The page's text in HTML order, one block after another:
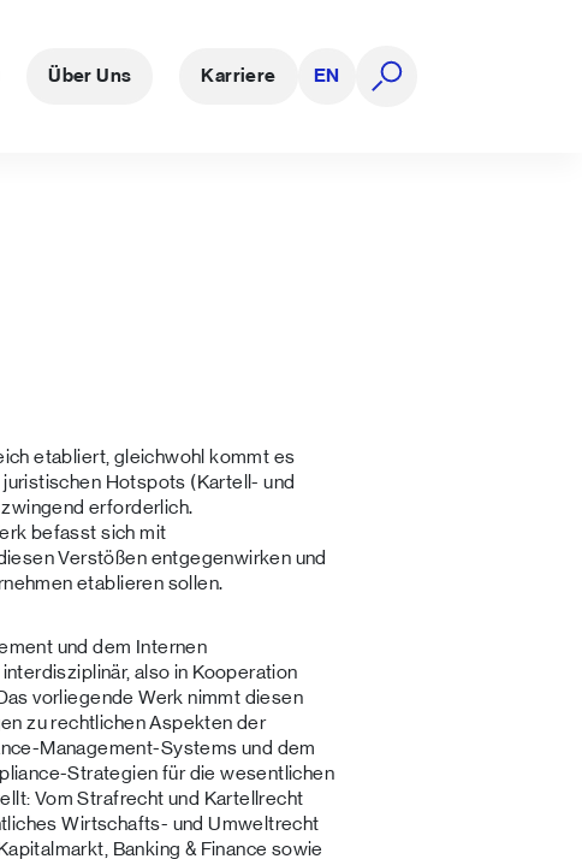
Über Uns Karriere EN
etabliert, gleichwohl kommt es
Hotspots (Kartell- und
erforderlich.
befasst sich mit
Verstößen entgegenwirken und
etablieren sollen.
und dem Internen
also in Kooperation
vorliegende Werk nimmt diesen
zu rechtlichen Aspekten der
Management-Systems und dem
Strategien für die wesentlichen
Vom Strafrecht und Kartellrecht
Wirtschafts- und Umweltrecht
Banking & Finance sowie